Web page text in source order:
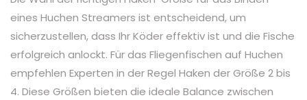
eines Huchen Streamers ist entscheidend, um
sicherzustellen, dass Ihr Köder effektiv ist und die Fische
erfolgreich anlockt. Für das Fliegenfischen auf Huchen
empfehlen Experten in der Regel Haken der Größe 2 bis
4. Diese Größen bieten die ideale Balance zwischen